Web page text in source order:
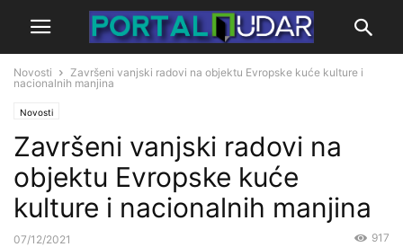
Novosti
Završeni vanjski radovi na objektu Evropske kuće kulture i
nacionalnih manjina
Novosti
Završeni vanjski radovi na
objektu Evropske kuće
kulture i nacionalnih manjina
07/12/2021 917